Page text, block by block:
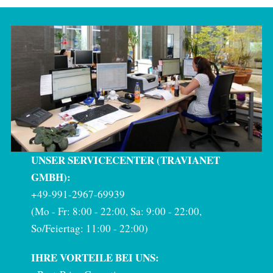
UNSER SERVICECENTER (TRAVIANET
GMBH):
+49-991-2967-69939
(Mo - Fr: 8:00 - 22:00, Sa: 9:00 - 22:00,
So/Feiertag: 11:00 - 22:00)
IHRE VORTEILE BEI UNS: